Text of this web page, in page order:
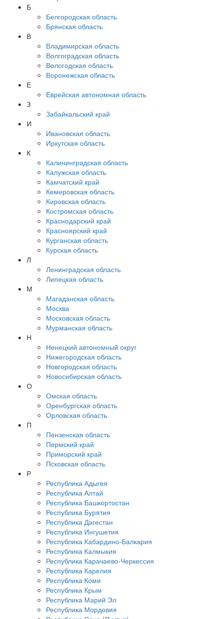
Б
Белгородская область
Брянская область
В
Владимирская область
Волгоградская область
Вологодская область
Воронежская область
Е
Еврейская автономная область
З
Забайкальский край
И
Ивановская область
Иркутская область
К
Калининградская область
Калужская область
Камчатский край
Кемеровская область
Кировская область
Костромская область
Краснодарский край
Красноярский край
Курганская область
Курская область
Л
Ленинградская область
Липецкая область
М
Магаданская область
Москва
Московская область
Мурманская область
Н
Ненецкий автономный округ
Нижегородская область
Новгородская область
Новосибирская область
О
Омская область
Оренбургская область
Орловская область
П
Пензенская область
Пермский край
Приморский край
Псковская область
Р
Республика Адыгея
Республика Алтай
Республика Башкортостан
Республика Бурятия
Республика Дагестан
Республика Ингушетия
Республика Кабардино-Балкария
Республика Калмыкия
Республика Карачаево-Черкессия
Республика Карелия
Республика Коми
Республика Крым
Республика Марий Эл
Республика Мордовия